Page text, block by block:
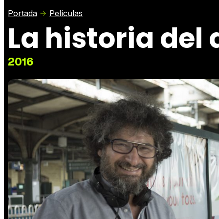
Portada Películas
La historia del
2016